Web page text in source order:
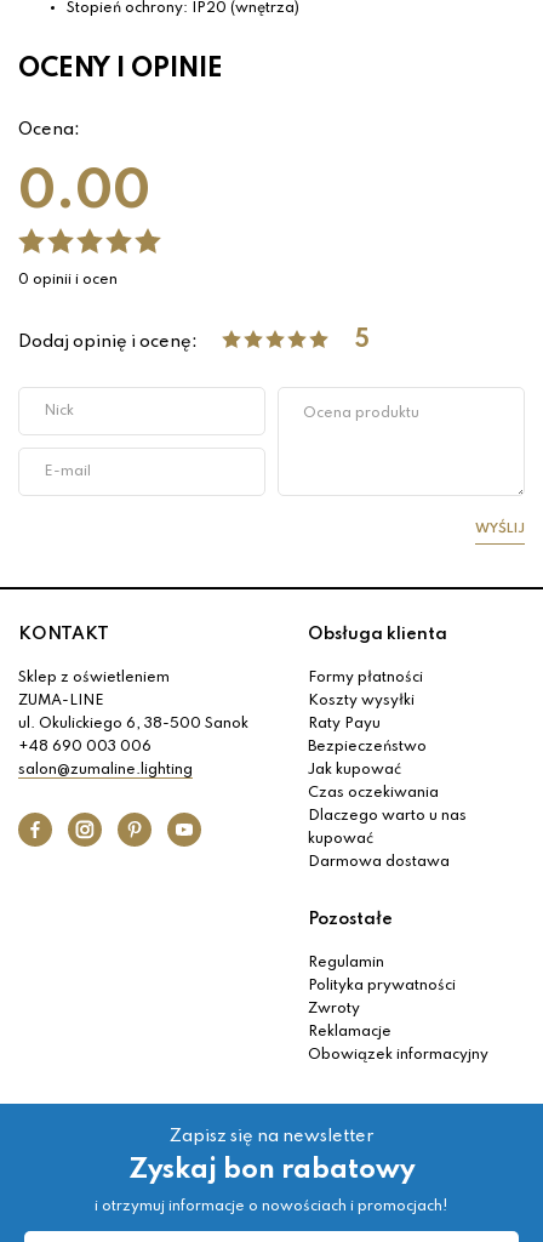
Stopień ochrony: IP20 (wnętrza)
OCENY I OPINIE
Ocena:
0.00
0 opinii i ocen
Dodaj opinię i ocenę: 5
WYŚLIJ
KONTAKT
Sklep z oświetleniem
ZUMA-LINE
ul. Okulickiego 6, 38-500 Sanok
+48 690 003 006
salon@zumaline.lighting
Obsługa klienta
Formy płatności
Koszty wysyłki
Raty Payu
Bezpieczeństwo
Jak kupować
Czas oczekiwania
Dlaczego warto u nas
kupować
Darmowa dostawa
Pozostałe
Regulamin
Polityka prywatności
Zwroty
Reklamacje
Obowiązek informacyjny
Zapisz się na newsletter
Zyskaj bon rabatowy
i otrzymuj informacje o nowościach i promocjach!